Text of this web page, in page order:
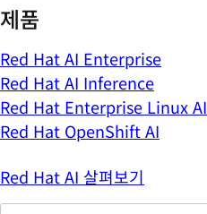
제품
Red Hat AI Enterprise
Red Hat AI Inference
Red Hat Enterprise Linux AI
Red Hat OpenShift AI
Red Hat AI 살펴보기